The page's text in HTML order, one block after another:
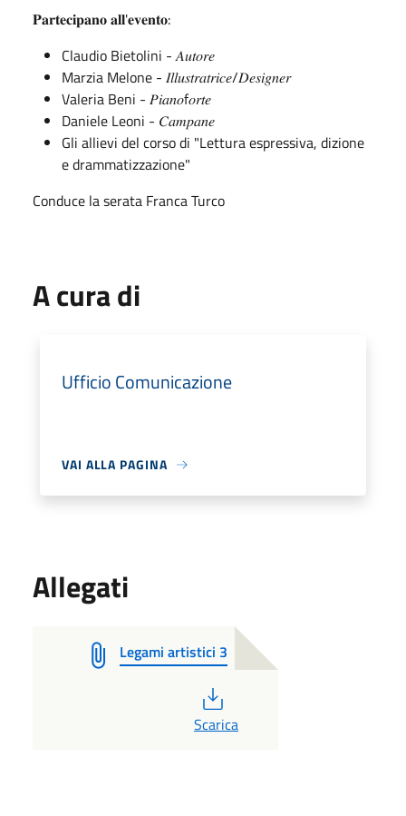
𝐏𝐚𝐫𝐭𝐞𝐜𝐢𝐩𝐚𝐧𝐨 𝐚𝐥𝐥'𝐞𝐯𝐞𝐧𝐭𝐨:
Claudio Bietolini - 𝐴𝑢𝑡𝑜𝑟𝑒
Marzia Melone - 𝐼𝑙𝑙𝑢𝑠𝑡𝑟𝑎𝑡𝑟𝑖𝑐𝑒/𝐷𝑒𝑠𝑖𝑔𝑛𝑒𝑟
Valeria Beni - 𝑃𝑖𝑎𝑛𝑜f𝑜𝑟𝑡𝑒
Daniele Leoni - 𝐶𝑎𝑚𝑝𝑎𝑛𝑒
Gli allievi del corso di "Lettura espressiva, dizione
e drammatizzazione"
Conduce la serata Franca Turco
A cura di
Ufficio Comunicazione
VAI ALLA PAGINA
Allegati
Legami artistici 3
Scarica